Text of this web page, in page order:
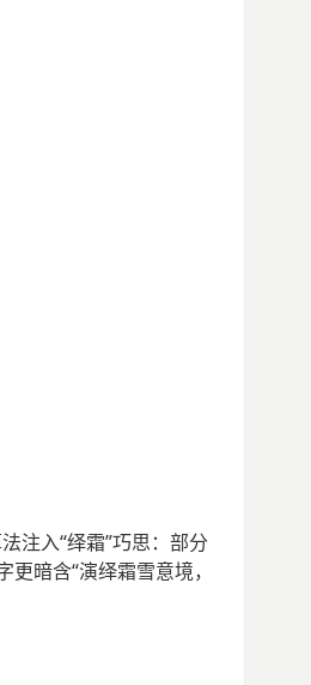
注入“绎霜”巧思：部分
暗含“演绎霜雪意境，